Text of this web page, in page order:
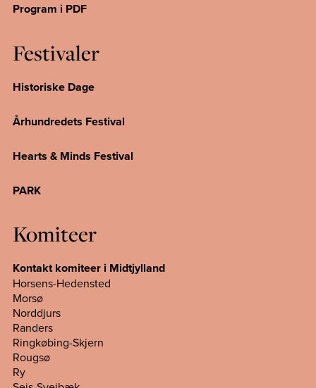
Program i PDF
Festivaler
Historiske Dage
Århundredets Festival
Hearts & Minds Festival
PARK
Komiteer
Kontakt komiteer i Midtjylland
Horsens-Hedensted
Morsø
Norddjurs
Randers
Ringkøbing-Skjern
Rougsø
Ry